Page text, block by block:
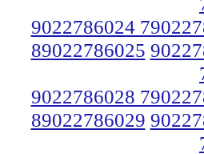
9022786024
89022786025
9022786028
89022786029